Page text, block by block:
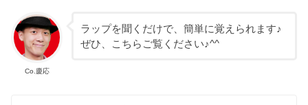
Co.慶応
ラップを聞くだけで、簡単に覚えられます♪
ぜひ、こちらご覧ください♪^^